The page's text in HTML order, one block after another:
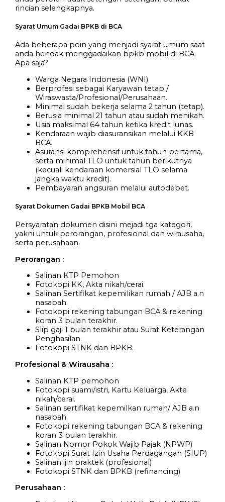
rincian selengkapnya.
Syarat Umum Gadai BPKB di BCA
Ada beberapa poin yang menjadi syarat umum saat
anda hendak menggadaikan bpkb mobil di BCA.
Apa saja?
Warga Negara Indonesia (WNI)
Berprofesi sebagai Karyawan tetap /
Wiraswasta/Profesional/Perusahaan.
Minimal sudah bekerja selama 2 tahun (tetap).
Berusia minimal 21 tahun atau sudah menikah.
Usia maksimal 64 tahun ketika kredit lunas.
Kendaraan wajib diasuransikan melalui KKB
BCA.
Asuransi komprehensif untuk tahun pertama,
serta minimal TLO untuk tahun berikutnya
(kecuali kendaraan komersial TLO selama
jangka waktu kredit).
Pembayaran angsuran melalui autodebet.
Syarat Dokumen Gadai BPKB Mobil BCA
Persyaratan dokumen disini mejadi tga kategori,
yakni untuk perorangan, profesional dan wirausaha,
serta perusahaan.
Perorangan :
Salinan KTP Pemohon
Fotokopi KK, Akta nikah/cerai.
Salinan Sertifikat kepemilikan rumah / AJB a.n
nasabah.
Fotokopi rekening tabungan BCA & rekening
koran 3 bulan terakhir.
Slip gaji 1 bulan terakhir atau Surat Keterangan
Penghasilan.
Fotokopi STNK dan BPKB.
Profesional & Wirausaha :
Salinan KTP pemohon
Fotokopi suami/istri, Kartu Keluarga, Akte
nikah/cerai.
Salinan sertifikat kepemilkan rumah/ AJB a.n
nasabah.
Fotokopi rekening tabungan BCA & rekening
koran 3 bulan terakhir.
Salinan Nomor Pokok Wajib Pajak (NPWP)
Fotokopi Surat Izin Usaha Perdagangan (SIUP)
Salinan ijin praktek (profesional)
Fotokopi STNK dan BPKB (refinancing)
Perusahaan :